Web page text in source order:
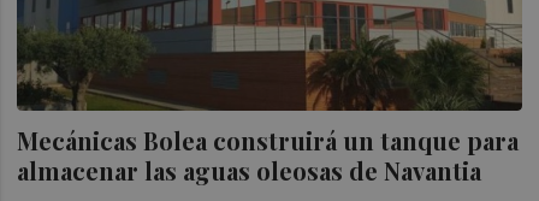
Mecánicas Bolea construirá un tanque para
almacenar las aguas oleosas de Navantia